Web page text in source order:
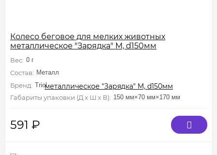
Колесо беговое для мелких животных
металлическое "Зарядка" M, d150мм
Вес: 0 г
Состав: Металл
Бренд: Triol
Габариты упаковки (Д х Ш х В): 150 мм×70 мм×170 мм
591 ₽